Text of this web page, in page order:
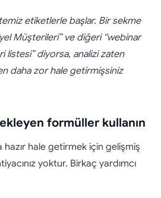
etiketlerle başlar. Bir sekme
Müşterileri” ve diğeri “webinar
listesi” diyorsa, analizi zaten
daha zor hale getirmişsiniz
formüller kullanın
hale getirmek için gelişmiş
yoktur. Birkaç yardımcı